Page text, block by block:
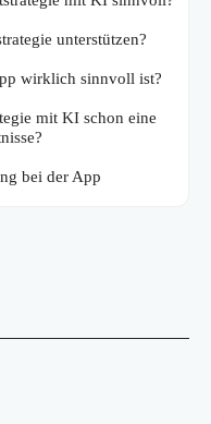
unterstützen?
wirklich sinnvoll ist?
mit KI schon eine
bei der App